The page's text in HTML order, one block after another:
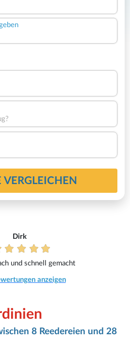
VERGLEICHEN
Dirk
und schnell gemacht
anzeigen
8 Reedereien und 28